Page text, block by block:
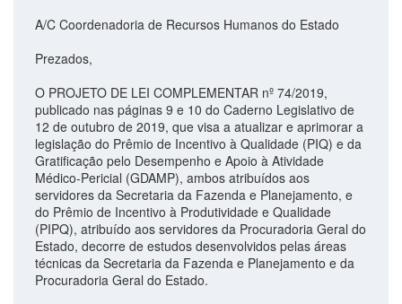
A/C Coordenadoria de Recursos Humanos do Estado
Prezados,
O PROJETO DE LEI COMPLEMENTAR nº 74/2019,
publicado nas páginas 9 e 10 do Caderno Legislativo de
12 de outubro de 2019, que visa a atualizar e aprimorar a
legislação do Prêmio de Incentivo à Qualidade (PIQ) e da
Gratificação pelo Desempenho e Apoio à Atividade
Médico-Pericial (GDAMP), ambos atribuídos aos
servidores da Secretaria da Fazenda e Planejamento, e
do Prêmio de Incentivo à Produtividade e Qualidade
(PIPQ), atribuído aos servidores da Procuradoria Geral do
Estado, decorre de estudos desenvolvidos pelas áreas
técnicas da Secretaria da Fazenda e Planejamento e da
Procuradoria Geral do Estado.